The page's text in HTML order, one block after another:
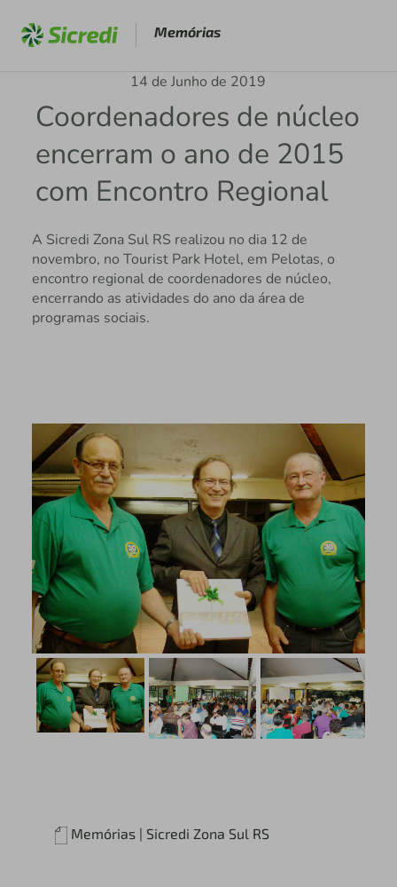
Memórias
14 de Junho de 2019
Coordenadores de núcleo
encerram o ano de 2015
com Encontro Regional
A Sicredi Zona Sul RS realizou no dia 12 de
novembro, no Tourist Park Hotel, em Pelotas, o
encontro regional de coordenadores de núcleo,
encerrando as atividades do ano da área de
programas sociais.
Memórias | Sicredi Zona Sul RS